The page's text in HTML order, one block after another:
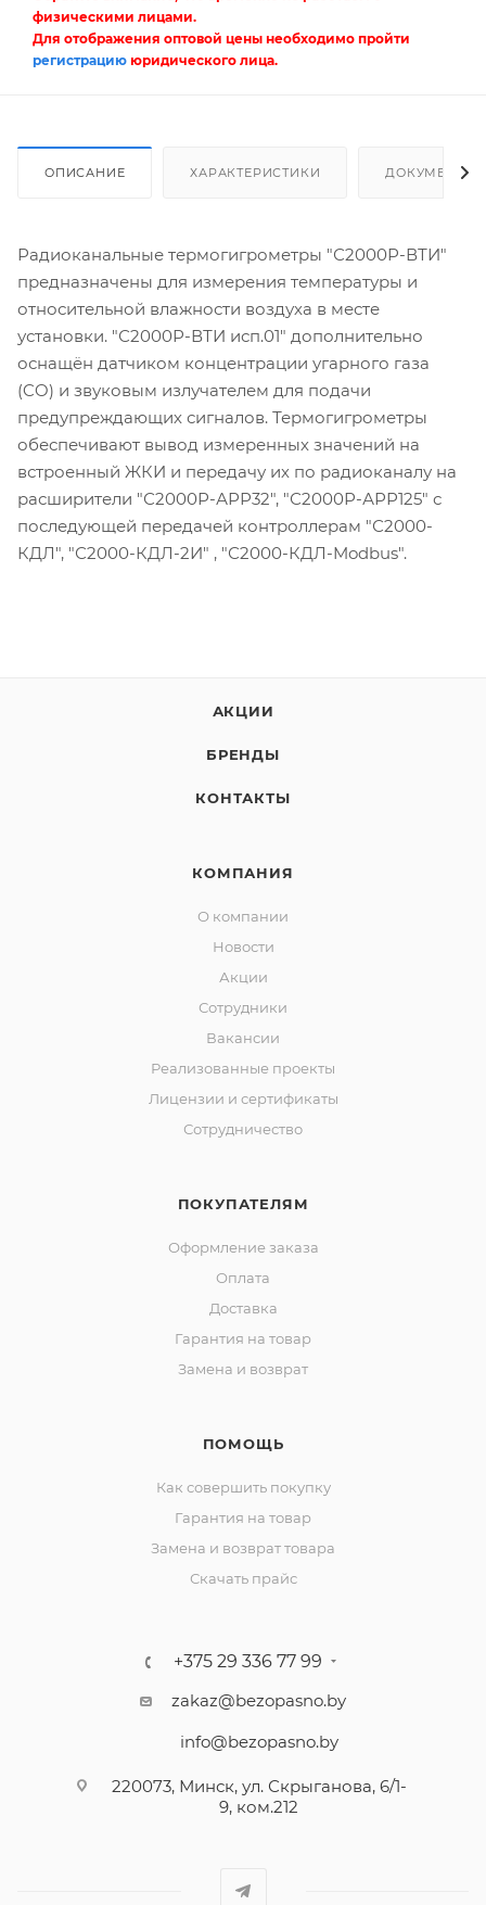
физическими лицами.
Для отображения оптовой цены необходимо пройти
регистрацию юридического лица.
ОПИСАНИЕ ХАРАКТЕРИСТИКИ ДОКУМЕНТЫ
Радиоканальные термогигрометры "С2000Р-ВТИ"
предназначены для измерения температуры и
относительной влажности воздуха в месте
установки. "С2000Р-ВТИ исп.01" дополнительно
оснащён датчиком концентрации угарного газа
(CO) и звуковым излучателем для подачи
предупреждающих сигналов. Термогигрометры
обеспечивают вывод измеренных значений на
встроенный ЖКИ и передачу их по радиоканалу на
расширители "С2000Р-АРР32", "С2000Р-АРР125" с
последующей передачей контроллерам "С2000-
КДЛ", "С2000-КДЛ-2И" , "С2000-КДЛ-Modbus".
АКЦИИ
БРЕНДЫ
КОНТАКТЫ
КОМПАНИЯ
О компании
Новости
Акции
Сотрудники
Вакансии
Реализованные проекты
Лицензии и сертификаты
Сотрудничество
ПОКУПАТЕЛЯМ
Оформление заказа
Оплата
Доставка
Гарантия на товар
Замена и возврат
ПОМОЩЬ
Как совершить покупку
Гарантия на товар
Замена и возврат товара
Скачать прайс
+375 29 336 77 99
zakaz@bezopasno.by
info@bezopasno.by
220073, Минск, ул. Скрыганова, 6/1-
9, ком.212